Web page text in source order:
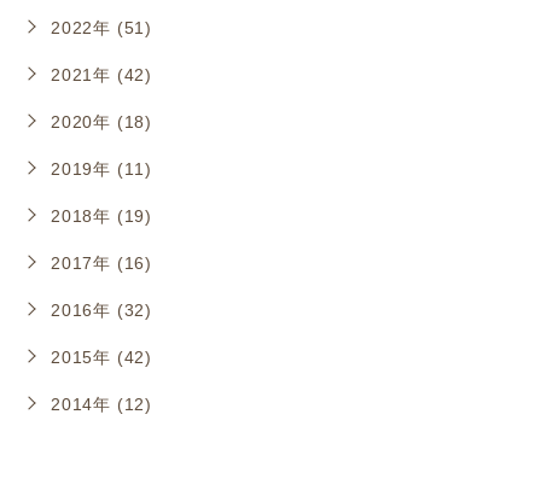
2022年 (51)
2021年 (42)
2020年 (18)
2019年 (11)
2018年 (19)
2017年 (16)
2016年 (32)
2015年 (42)
2014年 (12)